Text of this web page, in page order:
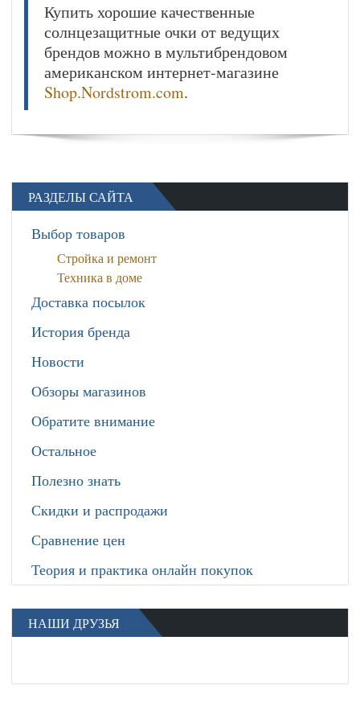
Купить хорошие качественные
солнцезащитные очки от ведущих
брендов можно в мультибрендовом
американском интернет-магазине
Shop.Nordstrom.com.
РАЗДЕЛЫ САЙТА
Выбор товаров
Стройка и ремонт
Техника в доме
Доставка посылок
История бренда
Новости
Обзоры магазинов
Обратите внимание
Остальное
Полезно знать
Скидки и распродажи
Сравнение цен
Теория и практика онлайн покупок
НАШИ ДРУЗЬЯ